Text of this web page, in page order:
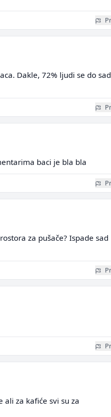
Dakle, 72% ljudi se do
baci je bla bla
za pušače? Ispade sad
ali za kafiće svi su za